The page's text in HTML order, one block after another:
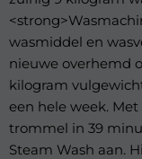
wasmiddel en
nieuwe overhemd
kilogram
een hele week.
trommel in 39
Steam Wash aan.